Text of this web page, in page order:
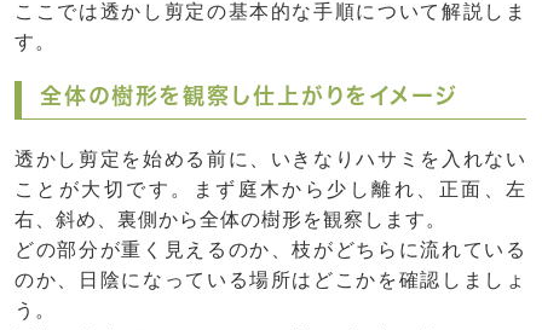
ここでは透かし剪定の基本的な手順について解説しま
す。
全体の樹形を観察し仕上がりをイメージ
透かし剪定を始める前に、いきなりハサミを入れない
ことが大切です。まず庭木から少し離れ、正面、左
右、斜め、裏側から全体の樹形を観察します。
どの部分が重く見えるのか、枝がどちらに流れている
のか、日陰になっている場所はどこかを確認しましょ
う。